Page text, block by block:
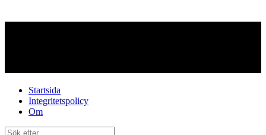
Startsida
Integritetspolicy
Om